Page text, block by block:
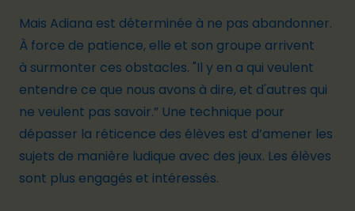
Mais Adiana est déterminée à ne pas abandonner.
À force de patience, elle et son groupe arrivent
à surmonter ces obstacles. "Il y en a qui veulent
entendre ce que nous avons à dire, et d'autres qui
ne veulent pas savoir.” Une technique pour
dépasser la réticence des élèves est d’amener les
sujets de manière ludique avec des jeux. Les élèves
sont plus engagés et intéressés.